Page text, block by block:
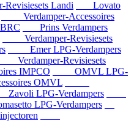
Landi
Lovato
Verdamper-Accessoires
Prins Verdampers
Verdamper-Revisiesets
Emer LPG-Verdampers
Revisiesets
IMPCO
OMVL LPG-
OMVL
LPG-Verdampers
LPG-Verdampers